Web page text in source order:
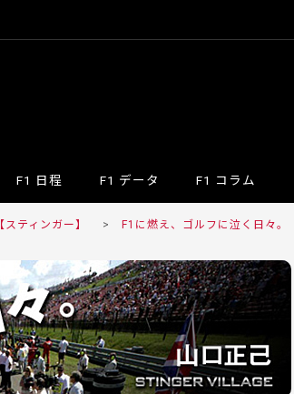
F1 日程 F1 データ F1 コラム
ティンガー】 > F1に燃え、ゴルフに泣く日々。